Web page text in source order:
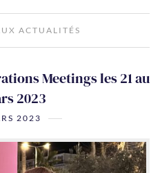
ACTUALITÉS
Meetings les 21 au
2023
2023